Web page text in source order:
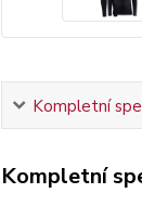
Kompletní
Kompletní